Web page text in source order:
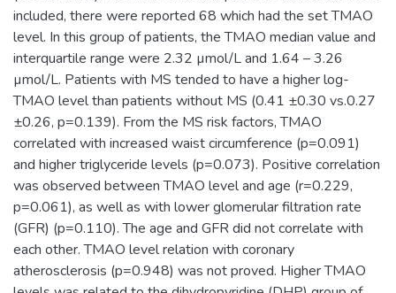
included, there were reported 68 which had the set TMAO
level. In this group of patients, the TMAO median value and
interquartile range were 2.32 µmol/L and 1.64 – 3.26
µmol/L. Patients with MS tended to have a higher log-
TMAO level than patients without MS (0.41 ±0.30 vs.0.27
±0.26, p=0.139). From the MS risk factors, TMAO
correlated with increased waist circumference (p=0.091)
and higher triglyceride levels (p=0.073). Positive correlation
was observed between TMAO level and age (r=0.229,
p=0.061), as well as with lower glomerular filtration rate
(GFR) (p=0.110). The age and GFR did not correlate with
each other. TMAO level relation with coronary
atherosclerosis (p=0.948) was not proved. Higher TMAO